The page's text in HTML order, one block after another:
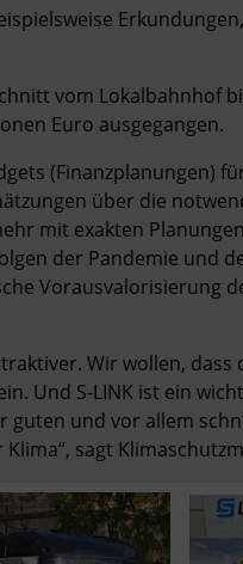
vom Lokalbahnhof
Euro ausgegangen.
(Finanzplanungen)
über die
mit exakten
der Pandemie und
Vorausvalorisierung
Wir wollen, dass
Und S-LINK ist ein
und vor allem
sagt